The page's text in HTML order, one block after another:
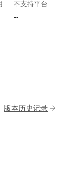
不支持平台
--
版本历史记录